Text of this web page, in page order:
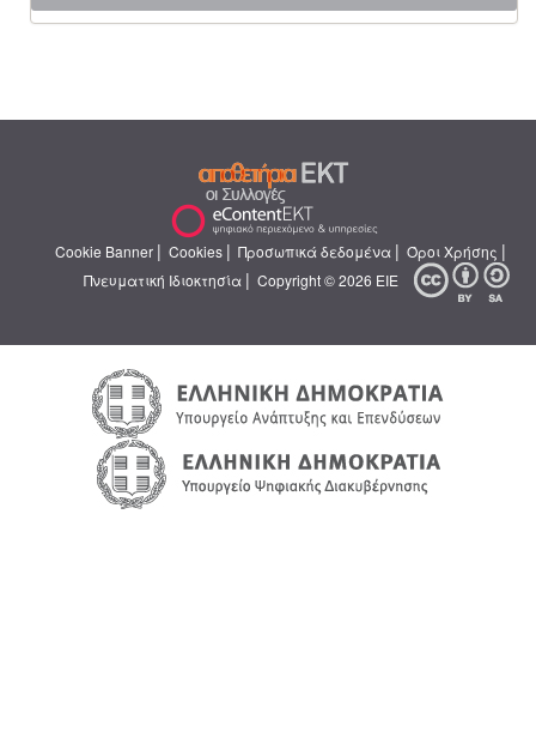
Cookie Banner | Cookies | Προσωπικά δεδομένα | Όροι Χρήσης |
Πνευματική Ιδιοκτησία | Copyright © 2026 ΕΙΕ